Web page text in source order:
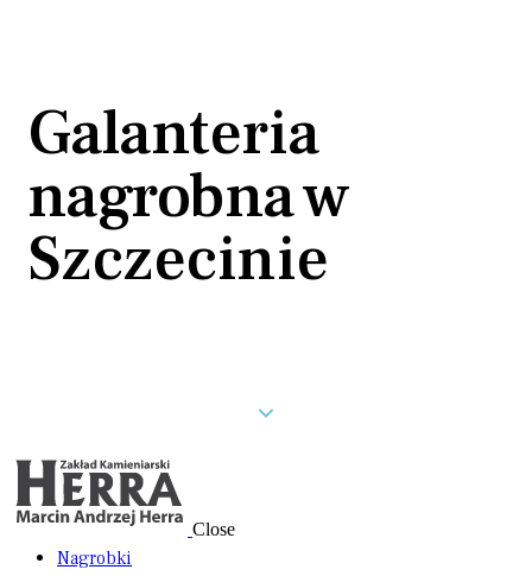
Galanteria
nagrobna w
Szczecinie
Close
Nagrobki